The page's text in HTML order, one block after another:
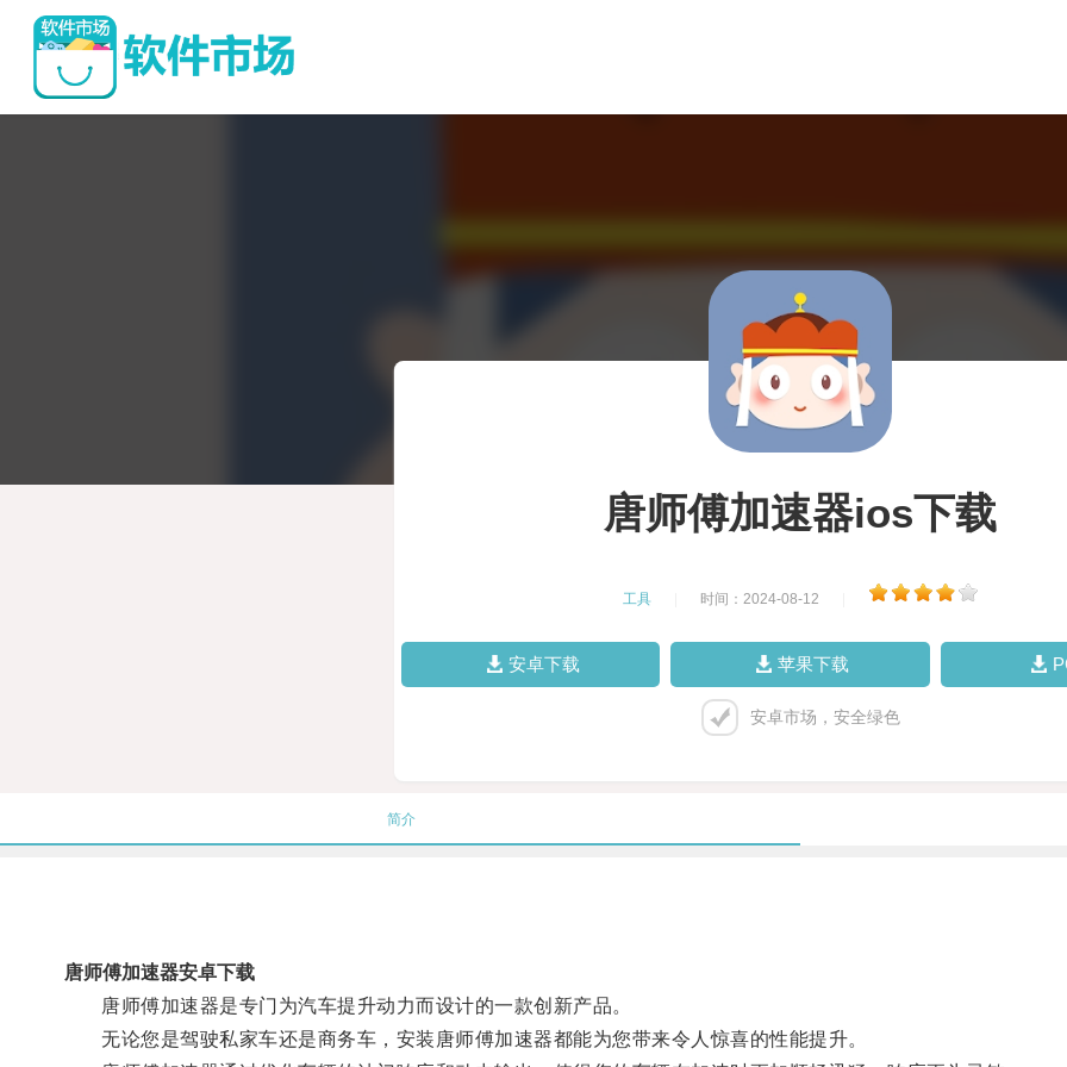
唐师傅加速器ios下载
工具 时间：2024-08-12
安卓下载 苹果下载
安卓市场，安全绿色
简介
唐师傅加速器安卓下载
唐师傅加速器是专门为汽车提升动力而设计的一款创新产品。
无论您是驾驶私家车还是商务车，安装唐师傅加速器都能为您带来令人惊喜的性能提升。